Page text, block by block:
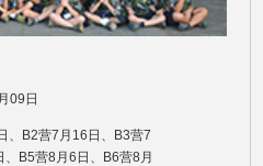
09日
、B2营7月16日、B3营7
、B5营8月6日、B6营8月